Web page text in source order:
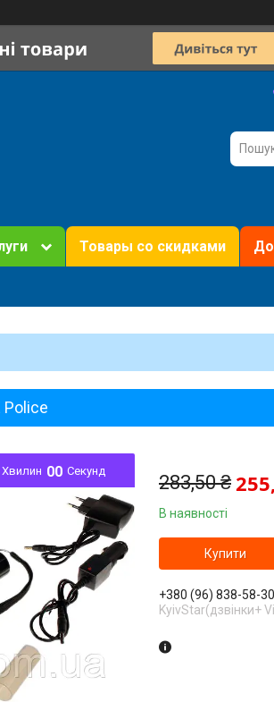
Товары со скидками
Police
Хвилин 00 Секунд
283,50 ₴
В наявності
Купити
+380 (96) 838-58-30
KyivStar(дзвінки+